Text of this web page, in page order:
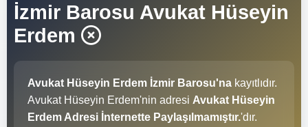
İzmir Barosu Avukat Hüseyin
Erdem
Avukat Hüseyin Erdem İzmir Barosu'na kayıtlıdır.
Avukat Hüseyin Erdem'nin adresi Avukat Hüseyin
Erdem Adresi İnternette Paylaşılmamıştır.'dır.